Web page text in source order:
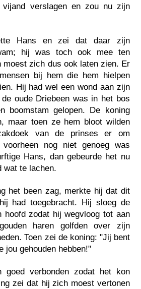
verslagen en zou nu zijn
Hans en zei dat daar zijn
hij was toch ook mee ten
moest zich dus ook laten zien. Er
bij hem die hem hielpen
Hij had wel een wond aan zijn
oude Driebeen was in het bos
boomstam gelopen. De koning
maar toen ze hem bloot wilden
van de prinses er om
nog niet genoeg was
Hans, dan gebeurde het nu
wat te lachen.
het been zag, merkte hij dat dit
had toegebracht. Hij sloeg de
hoofd zodat hij wegvloog tot aan
haren golfden over zijn
Toen zei de koning: "Jij bent
jou gehouden hebben!"
goed verbonden zodat het kon
zei dat hij zich moest vertonen